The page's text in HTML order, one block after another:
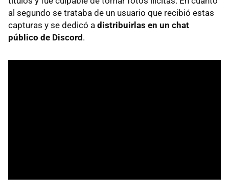
al segundo se trataba de un usuario que recibió estas
capturas y se dedicó a distribuirlas en un chat
público de Discord.